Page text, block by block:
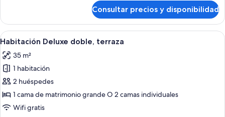
Deluxe
doble
Consultar precios y disponibilidad
Abrir
todas
las
fotos
de
Habitación
Deluxe
Una habitación de hotel con una
19
Habitación Deluxe doble, terraza
35 m²
1 habitación
2 huéspedes
1 cama de matrimonio grande O 2 camas individuales
Wifi gratis